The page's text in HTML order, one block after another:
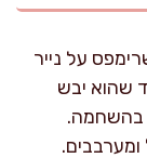
על נייר
שהוא יבש
בהשחמה.